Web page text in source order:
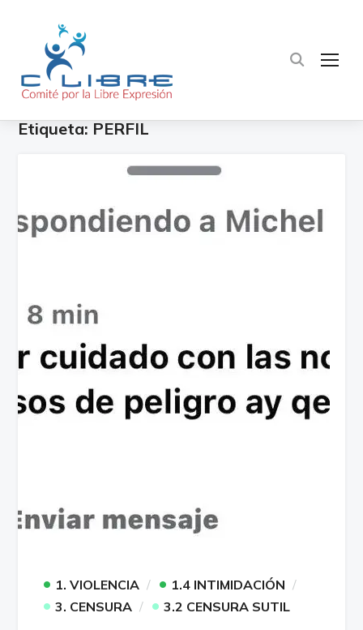
Etiqueta: PERFIL
• 1. VIOLENCIA • 1.4 INTIMIDACIÓN
• 3. CENSURA • 3.2 CENSURA SUTIL